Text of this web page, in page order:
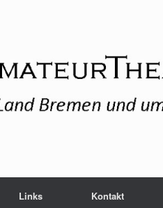
Links Kontakt